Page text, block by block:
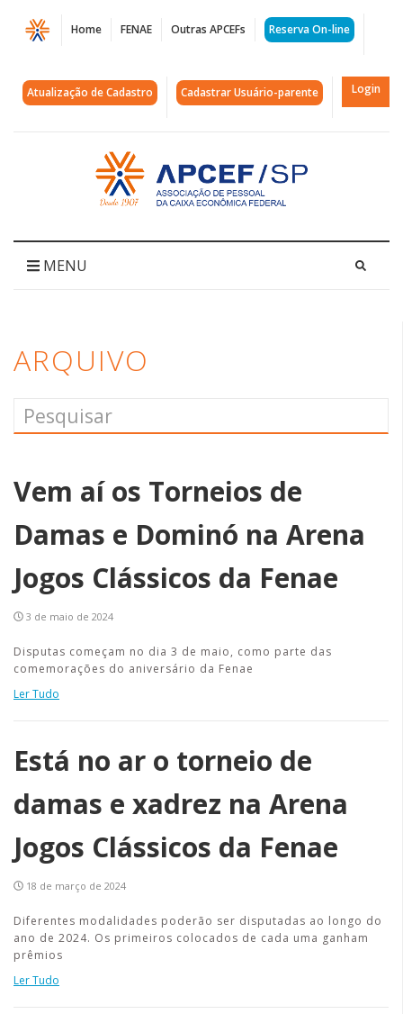
Página
Arquivos
arena
APCEF/SP
Home FENAE Outras APCEFs Reserva On-line
Atualização de Cadastro Cadastrar Usuário-parente Login
Acessar
página
inicial
MENU
ARQUIVO
Vem aí os Torneios de
Damas e Dominó na Arena
Jogos Clássicos da Fenae
3 de maio de 2024
Disputas começam no dia 3 de maio, como parte das
comemorações do aniversário da Fenae
Ler Tudo
Está no ar o torneio de
damas e xadrez na Arena
Jogos Clássicos da Fenae
18 de março de 2024
Diferentes modalidades poderão ser disputadas ao longo do
ano de 2024. Os primeiros colocados de cada uma ganham
prêmios
Ler Tudo